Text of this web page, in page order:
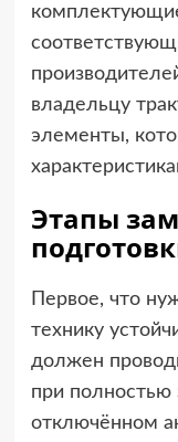
владельцу
элементы,
Этапы
Первое, что
технику
должен
при полностью
отключённом